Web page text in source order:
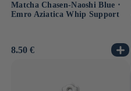
Matcha Chasen-Naoshi Blue ⋅
Emro Aziatica Whip Support
Normale
8.50 €